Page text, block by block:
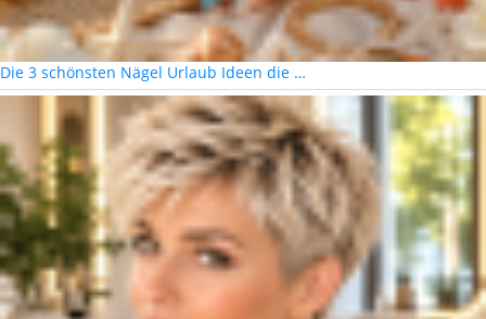
Die 3 schönsten Nägel Urlaub Ideen die …